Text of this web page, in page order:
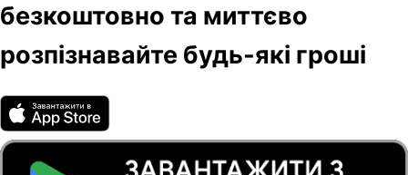
безкоштовно та миттєво
розпізнавайте будь-які гроші